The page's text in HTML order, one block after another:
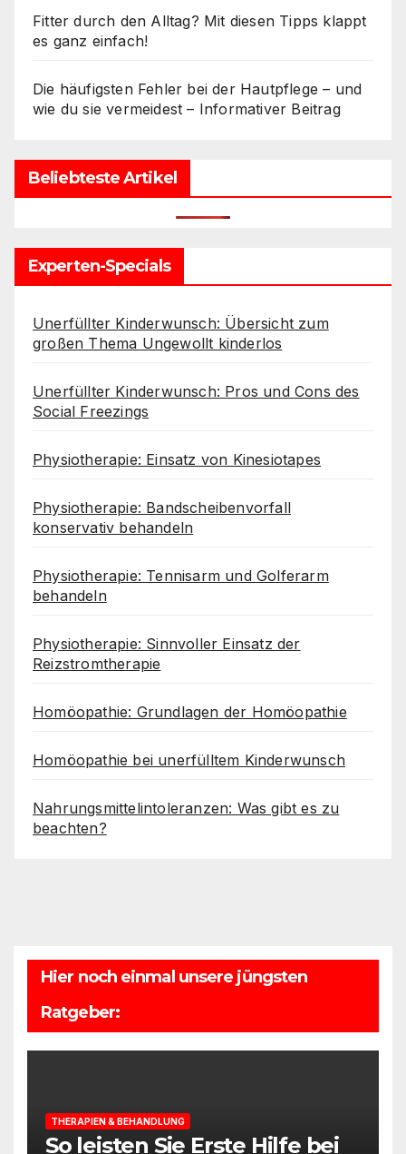
Fitter durch den Alltag? Mit diesen Tipps klappt
es ganz einfach!
Die häufigsten Fehler bei der Hautpflege – und
wie du sie vermeidest – Informativer Beitrag
Beliebteste Artikel
Experten-Specials
Unerfüllter Kinderwunsch: Übersicht zum
großen Thema Ungewollt kinderlos
Unerfüllter Kinderwunsch: Pros und Cons des
Social Freezings
Physiotherapie: Einsatz von Kinesiotapes
Physiotherapie: Bandscheibenvorfall
konservativ behandeln
Physiotherapie: Tennisarm und Golferarm
behandeln
Physiotherapie: Sinnvoller Einsatz der
Reizstromtherapie
Homöopathie: Grundlagen der Homöopathie
Homöopathie bei unerfülltem Kinderwunsch
Nahrungsmittelintoleranzen: Was gibt es zu
beachten?
Hier noch einmal unsere jüngsten
Ratgeber:
THERAPIEN & BEHANDLUNG
So leisten Sie Erste Hilfe bei